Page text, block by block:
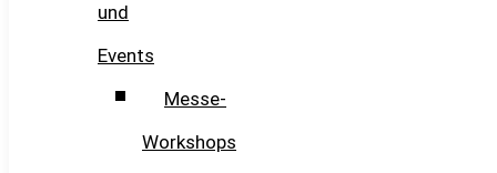
und
Events
Messe-
Workshops